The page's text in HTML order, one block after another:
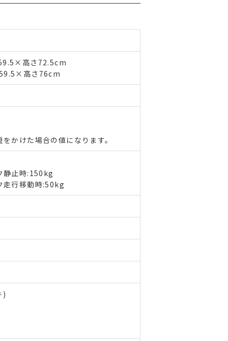
高さ72.5cm
高さ76cm
かけた場合の値になります。
静止時:150kg
走行移動時:50kg
)